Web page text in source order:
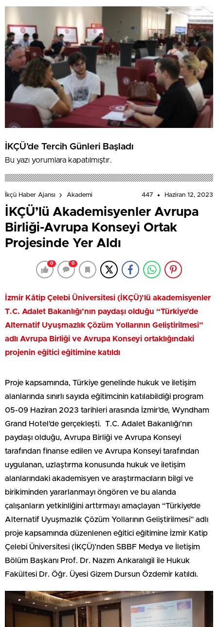
Farkındalık Düzeylerini Araştıracak
İKÇÜ’de Tercih Günleri Başladı
Bu yazı yorumlara kapatılmıştır.
İkçü Haber Ajansı Akademi 447 Haziran 12, 2023
İKÇÜ’lü Akademisyenler Avrupa
Birliği-Avrupa Konseyi Ortak
Projesinde Yer Aldı
0 0
İzmir Kâtip Çelebi Üniversitesi (İKÇÜ)’lü akademisyenler
T.C. Adalet Bakanlığı’nın paydaşı olduğu “Türkiye’de
Alternatif Uyuşmazlık Çözüm Yollarının Geliştirilmesi”
adlı Avrupa Birliği ve Avrupa Konseyi ortaklığındaki
projenin eğitici eğitimine katıldı
Proje kapsamında, Türkiye genelinde hukuk ve iletişim
alanlarında sınırlı sayıda eğitimcinin katılabildiği program
05-09 Haziran 2023 tarihleri arasında İzmir’de, Wyndham
Grand Hotel’de gerçekleşti. T.C. Adalet Bakanlığı’nın
paydaşı olduğu, Avrupa Birliği ve Avrupa Konseyi
tarafından finanse edilen ve Avrupa Konseyi tarafından
uygulanan, uzlaştırma konusunda hukuk ve iletişim
alanlarındaki akademisyen ve araştırmacıların bilgi ve
birikiminden yararlanmayı öngören ve bu alanda
çalışanların yetkinliğini arttırmayı amaçlayan “Türkiye’de
Alternatif Uyuşmazlık Çözüm Yollarının Geliştirilmesi” adlı
proje kapsamında düzenlenen eğitici eğitimine İzmir Katip
Çelebi Üniversitesi (İKÇÜ)’nden SBBF Medya ve İletişim
Bölüm Başkanı Prof. Dr. Nazım Ankaralıgil ile Hukuk
Fakültesi Dr. Öğr. Üyesi Gizem Dursun Özdemir katıldı.